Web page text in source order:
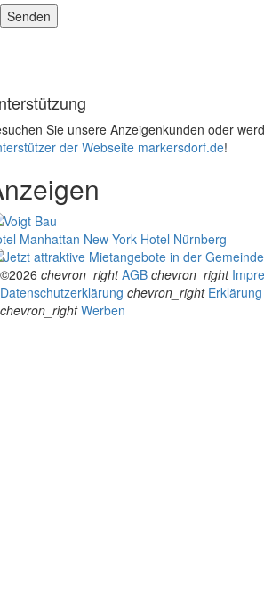
Sie unsere Anzeigenkunden oder
der Webseite markersdorf.de!
Manhattan New York Hotel Nürnberg
©2026 chevron_right AGB chevron_right
Datenschutzerklärung chevron_right
chevron_right Werben